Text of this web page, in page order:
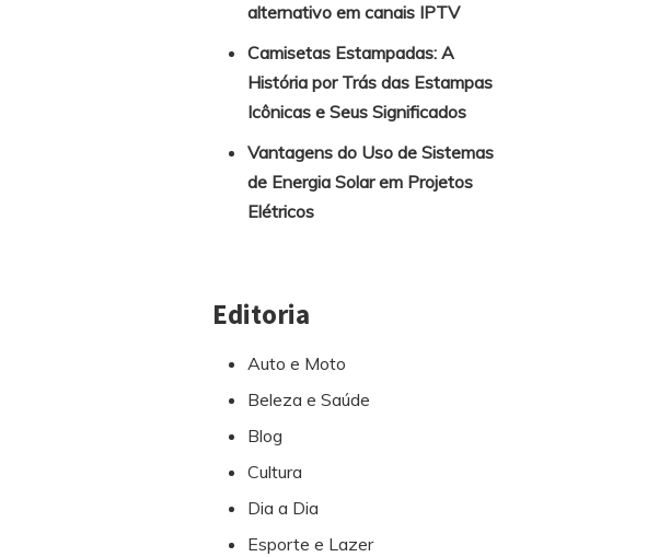
alternativo em canais IPTV
Camisetas Estampadas: A
História por Trás das Estampas
Icônicas e Seus Significados
Vantagens do Uso de Sistemas
de Energia Solar em Projetos
Elétricos
Editoria
Auto e Moto
Beleza e Saúde
Blog
Cultura
Dia a Dia
Esporte e Lazer